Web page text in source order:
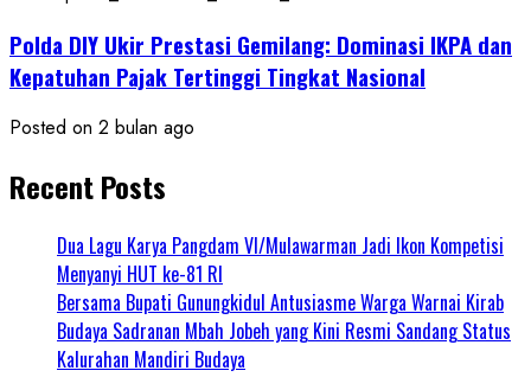
Polda DIY Ukir Prestasi Gemilang: Dominasi IKPA dan
Kepatuhan Pajak Tertinggi Tingkat Nasional
Posted on 2 bulan ago
Recent Posts
Dua Lagu Karya Pangdam VI/Mulawarman Jadi Ikon Kompetisi
Menyanyi HUT ke-81 RI
Bersama Bupati Gunungkidul Antusiasme Warga Warnai Kirab
Budaya Sadranan Mbah Jobeh yang Kini Resmi Sandang Status
Kalurahan Mandiri Budaya